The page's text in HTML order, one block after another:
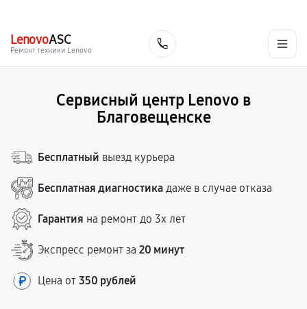
LenovoASC
Ремонт техники Lenovo
Сервисный центр Lenovo в
Благовещенске
Бесплатный выезд курьера
Бесплатная диагностика даже в случае отказа
Гарантия на ремонт до 3х лет
Экспресс ремонт за 20 минут
Цена от 350 рублей